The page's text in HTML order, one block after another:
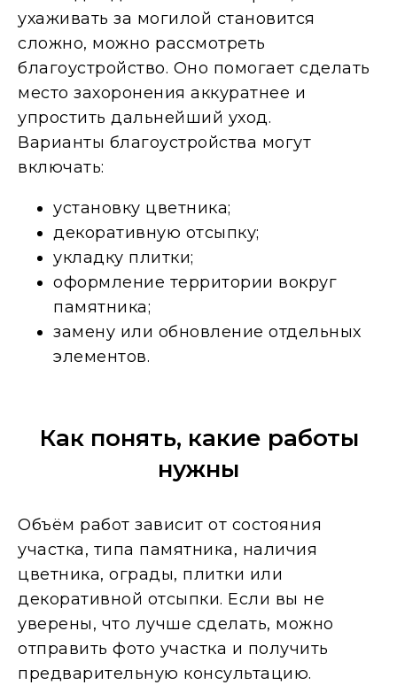
ухаживать за могилой становится
сложно, можно рассмотреть
благоустройство. Оно помогает сделать
место захоронения аккуратнее и
упростить дальнейший уход.
Варианты благоустройства могут
включать:
установку цветника;
декоративную отсыпку;
укладку плитки;
оформление территории вокруг
памятника;
замену или обновление отдельных
элементов.
Как понять, какие работы
нужны
Объём работ зависит от состояния
участка, типа памятника, наличия
цветника, ограды, плитки или
декоративной отсыпки. Если вы не
уверены, что лучше сделать, можно
отправить фото участка и получить
предварительную консультацию.